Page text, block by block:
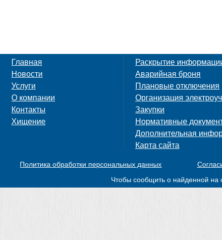
Главная
Новости
Услуги
О компании
Контакты
Хищение
Раскрытие
Аварийная броня
Плановые отключения
Организация
Закупки
Нормативные
Дополнительная
Карта сайта
Политика обработки персональных данных
Чтобы сообщить о найденной на